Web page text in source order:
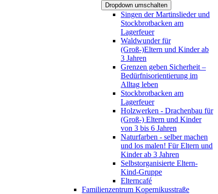
Dropdown umschalten
Singen der Martinslieder und
Stockbrotbacken am
Lagerfeuer
Waldwunder für
(Groß-)Eltern und Kinder ab
3 Jahren
Grenzen geben Sicherheit –
Bedürfnisorientierung im
Alltag leben
Stockbrotbacken am
Lagerfeuer
Holzwerken - Drachenbau für
(Groß-) Eltern und Kinder
von 3 bis 6 Jahren
Naturfarben - selber machen
und los malen! Für Eltern und
Kinder ab 3 Jahren
Selbstorganisierte Eltern-
Kind-Gruppe
Elterncafé
Familienzentrum Kopernikusstraße